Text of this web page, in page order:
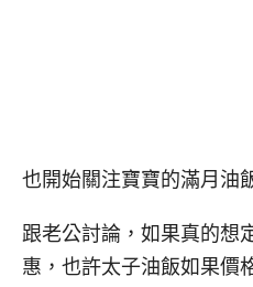
也開始關注寶寶的滿月油
跟老公討論，如果真的想
惠，也許太子油飯如果價